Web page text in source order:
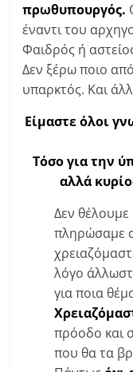
πρωθυπουργός.
έναντι του
Φαιδρός ή
Δεν ξέρω ποιο
υπαρκτός. Και
Είμαστε όλοι
Τόσο για την
αλλά
Δεν θέλουμε
πληρώσαμε
λόγο
για ποια
πρόοδο και
που θα τα